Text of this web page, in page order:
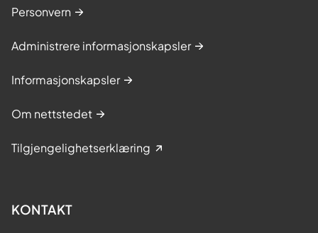
Personvern
Administrere informasjonskapsler
Informasjonskapsler
Om nettstedet
Tilgjengelighetserklæring
KONTAKT